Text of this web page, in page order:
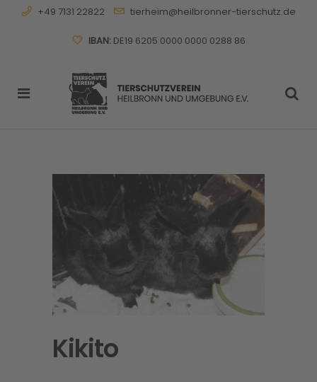
+49 7131 22822 tierheim@heilbronner-tierschutz.de
IBAN:DE19 6205 0000 0000 0288 86
Kikito